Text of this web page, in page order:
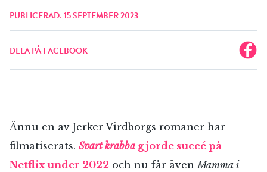
PUBLICERAD: 15 SEPTEMBER 2023
DELA PÅ FACEBOOK
Ännu en av Jerker Virdborgs romaner har
filmatiserats. Svart krabba gjorde succé på
Netflix under 2022 och nu får ävenMamma i